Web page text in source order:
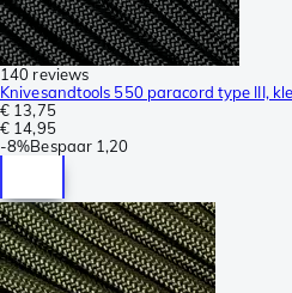
140 reviews
Knivesandtools 550 paracord type III,
€ 13,75
€ 14,95
-8%Bespaar 1,20